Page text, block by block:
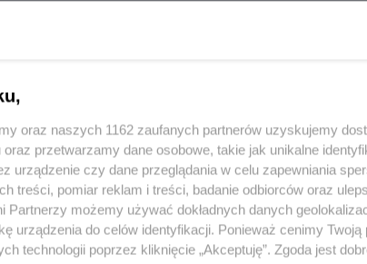
oraz naszych 1162 zaufanych partnerów uzyskujemy
przetwarzamy dane osobowe, takie jak unikalne
urządzenie czy dane przeglądania w celu zapewniania
treści, pomiar reklam i treści, badanie odbiorców oraz
Partnerzy możemy używać dokładnych danych
urządzenia do celów identyfikacji. Ponieważ cenimy
technologii poprzez kliknięcie „Akceptuję”. Zgoda jest